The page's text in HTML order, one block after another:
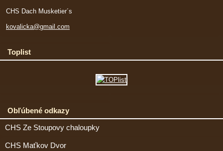
CHS Dach Musketier´s
kovalicka@gmail.com
Toplist
Obľúbené odkazy
CHS Ze Stoupovy chaloupky
CHS Maťkov Dvor